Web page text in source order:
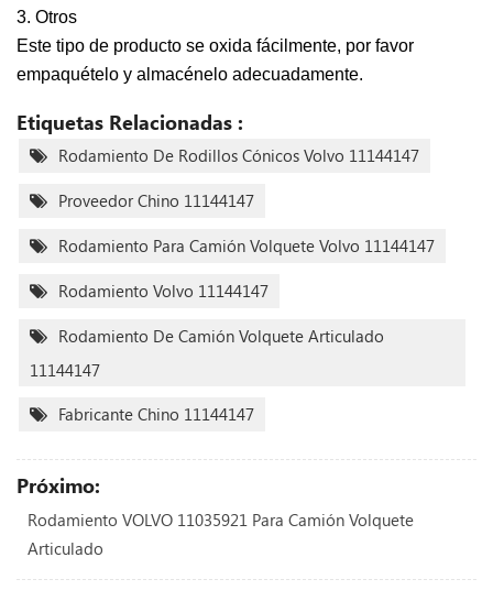
3. Otros
Este tipo de producto se oxida fácilmente, por favor
empaquételo y almacénelo adecuadamente.
Etiquetas Relacionadas :
Rodamiento De Rodillos Cónicos Volvo 11144147
Proveedor Chino 11144147
Rodamiento Para Camión Volquete Volvo 11144147
Rodamiento Volvo 11144147
Rodamiento De Camión Volquete Articulado
11144147
Fabricante Chino 11144147
Próximo:
Rodamiento VOLVO 11035921 Para Camión Volquete
Articulado